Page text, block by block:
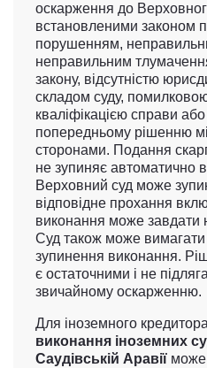
оскарження до
встановленими законом
порушенням,
неправильним
закону, відсутністю
складом суду,
кваліфікацією справи
попередньому рішенню
сторонами. Подання
не зупиняє автоматично
Верховний суд може
відповідне прохання
виконання може завдати
Суд також може вимагати
зупинення виконання.
є остаточними і не
звичайному оскарженню.
Для іноземного кредитора
виконання іноземних
Саудівській Аравії